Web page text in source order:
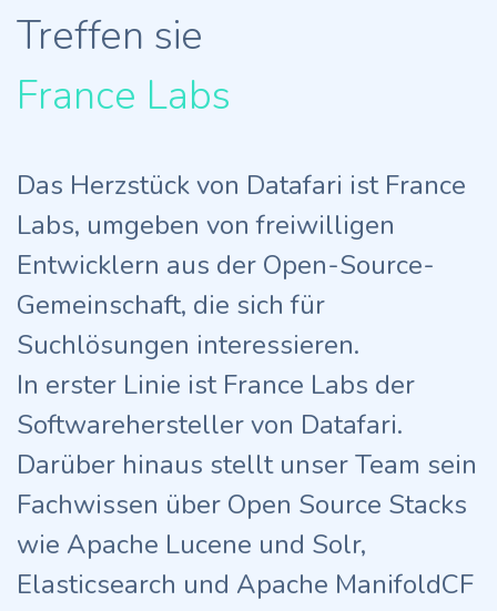
Treffen sie
France Labs
Das Herzstück von Datafari ist France
Labs, umgeben von freiwilligen
Entwicklern aus der Open-Source-
Gemeinschaft, die sich für
Suchlösungen interessieren.
In erster Linie ist France Labs der
Softwarehersteller von Datafari.
Darüber hinaus stellt unser Team sein
Fachwissen über Open Source Stacks
wie Apache Lucene und Solr,
Elasticsearch und Apache ManifoldCF